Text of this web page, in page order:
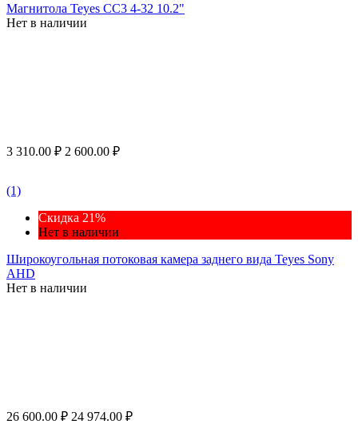
Магнитола Teyes CC3 4-32 10.2"
Нет в наличии
3 310.00 ₽ 2 600.00 ₽
(1)
Скидка 21%
Нет в наличии
Широкоугольная потоковая камера заднего вида Teyes Sony
AHD
Нет в наличии
26 600.00 ₽ 24 974.00 ₽